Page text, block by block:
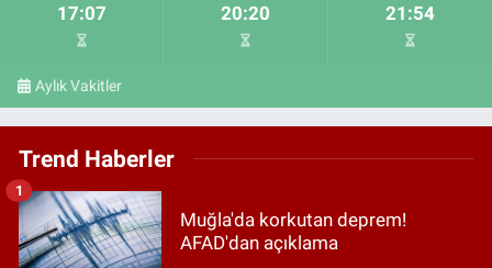
17:07 20:20 21:54
Aylık Vakitler
Trend Haberler
Muğla'da korkutan deprem!
AFAD'dan açıklama
1